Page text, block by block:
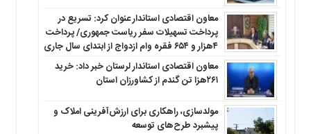
معاون اقتصادی استاندار عنوان کرد: تسریع در
پرداخت تسهیلات سفر ریاست جمهوری/ پرداخت
۴هزار و ۶۵۴ فقره وام ازدواج از ابتدای سال جاری
معاون اقتصادی استاندار لرستان خبر داد: خرید
۲۶۱هزا تن گندم از کشاورزان استان
مولدسازی، راهکاری برای ارزش‌آفرینی املاک و
پیشبرد طرح‌های توسعه